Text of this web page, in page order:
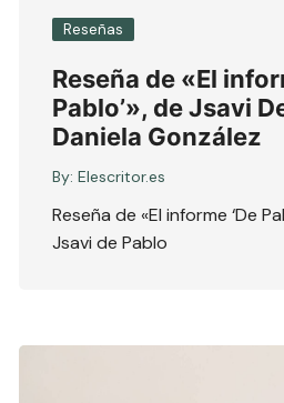
Reseñas
Reseña de «El
Pablo’», de Jsavi
Daniela González
By: Elescritor.es
Reseña de «El informe ‘De
Jsavi de Pablo